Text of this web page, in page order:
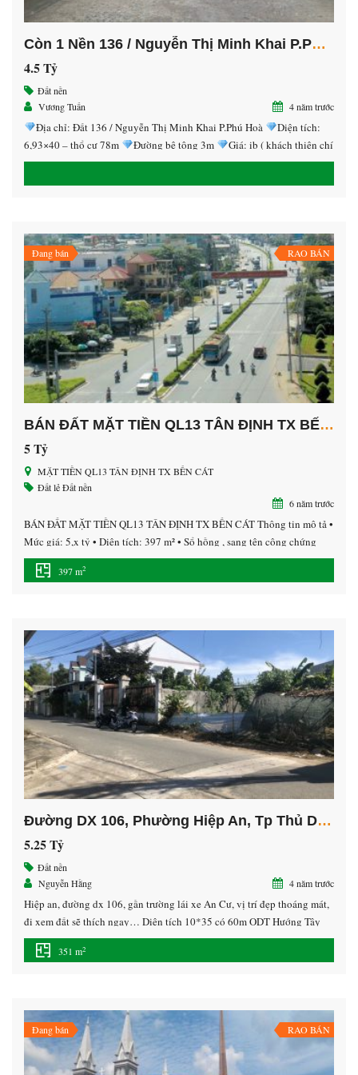
Còn 1 Nền 136 / Nguyễn Thị Minh Khai P.Phú Hoà Tp.TDM
4.5 Tỷ
Đất nền
Vương Tuấn
4 năm trước
Địa chỉ: Đất 136 / Nguyễn Thị Minh Khai P.Phú Hoà
Diện tích:
6,93×40 – thổ cư 78m
Đường bê tông 3m
Giá: ib ( khách thiện chí
thương lượng giá )
Pháp lý : sổ hồng
Hotline: 0707.28.38.38 gặp
Đang bán RAO BÁN
BÁN ĐẤT MẶT TIỀN QL13 TÂN ĐỊNH TX BẾN CÁT
5 Tỷ
MẶT TIỀN QL13 TÂN ĐỊNH TX BẾN CÁT
Đất lẻĐất nền
6 năm trước
BÁN ĐẤT MẶT TIỀN QL13 TÂN ĐỊNH TX BẾN CÁT Thông tin mô tả •
Mức giá: 5,x tỷ • Diện tích: 397 m² • Sổ hồng , sang tên công chứng
cho khách hàng ngay sau khi mua. – Khu vực an ninh, dân trí cao, giao
thông thuận tiện dễ dàng di chuyển […]
397 m2
Đường DX 106, Phường Hiệp An, Tp Thủ Dầu Một, Bình Dương
5.25 Tỷ
Đất nền
Nguyễn Hằng
4 năm trước
Hiệp an, đường dx 106, gần trường lái xe An Cư, vị trí đẹp thoáng mát,
đi xem đất sẽ thích ngay… Diện tích 10*35 có 60m ODT Hướng Tây
Nam 0933.279.848 09:28Đã gửi Hiệp an, đường dx 106, gần trường lái
xe An Cư, vị trí đẹp thoáng mát, đi xem đất sẽ thích […]
351 m2
Đang bán RAO BÁN